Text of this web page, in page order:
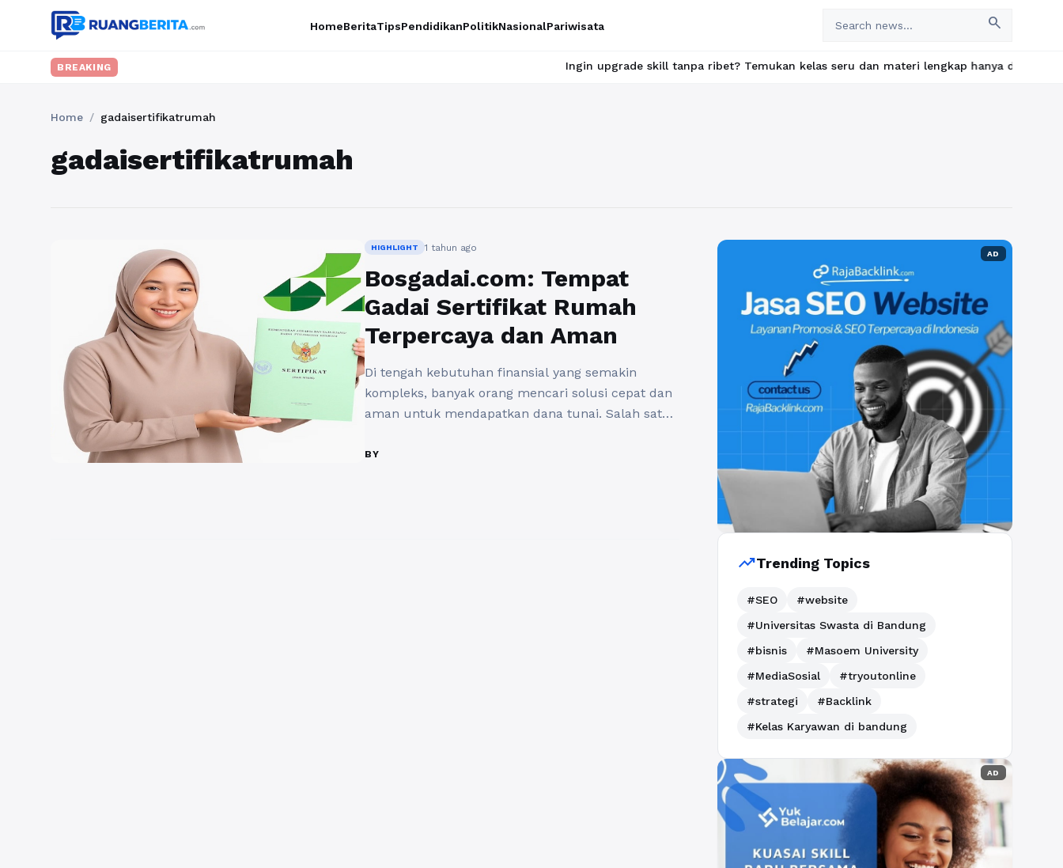
HomeBeritaTipsPendidikanPolitikNasionalPariwisata search
BREAKING Ingin upgrade skill tanpa ribet? Temukan kelas seru dan materi lengkap hanya di
Home / gadaisertifikatrumah
gadaisertifikatrumah
HIGHLIGHT 1 tahun ago
Bosgadai.com: Tempat
Gadai Sertifikat Rumah
Terpercaya dan Aman
Di tengah kebutuhan finansial yang semakin
kompleks, banyak orang mencari solusi cepat dan
aman untuk mendapatkan dana tunai. Salah satu
menggadaikan aset berharga seperti sertifikat
BY
AD
trending_upTrending Topics
#SEO
#website
#Universitas Swasta di Bandung
#bisnis
#Masoem University
#MediaSosial
#tryoutonline
#strategi
#Backlink
#Kelas Karyawan di bandung
AD